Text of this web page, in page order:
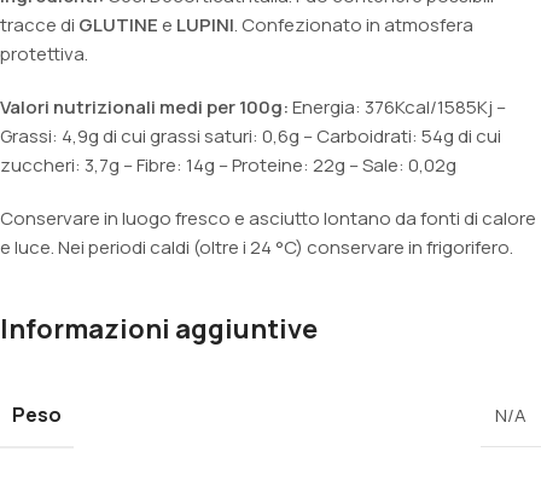
tracce di GLUTINE e LUPINI. Confezionato in atmosfera
protettiva.
Valori nutrizionali medi per 100g:Energia: 376Kcal/1585Kj –
Grassi: 4,9g di cui grassi saturi: 0,6g – Carboidrati: 54g di cui
zuccheri: 3,7g – Fibre: 14g – Proteine: 22g – Sale: 0,02g
Conservare in luogo fresco e asciutto lontano da fonti di calore
e luce. Nei periodi caldi (oltre i 24 °C) conservare in frigorifero.
Informazioni aggiuntive
Peso N/A